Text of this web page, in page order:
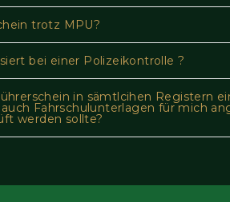
trotz MPU?
bei einer Polizeikontrolle ?
in sämtlcihen Registern
Fahrschulunterlagen für mich
werden sollte?